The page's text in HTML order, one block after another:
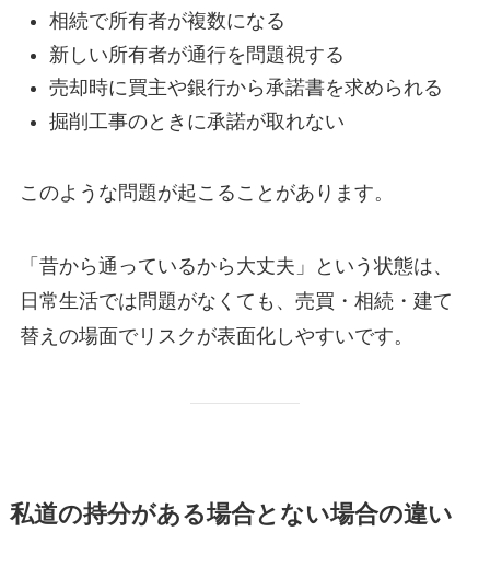
相続で所有者が複数になる
新しい所有者が通行を問題視する
売却時に買主や銀行から承諾書を求められる
掘削工事のときに承諾が取れない
このような問題が起こることがあります。
「昔から通っているから大丈夫」という状態は、
日常生活では問題がなくても、売買・相続・建て
替えの場面でリスクが表面化しやすいです。
私道の持分がある場合とない場合の違い